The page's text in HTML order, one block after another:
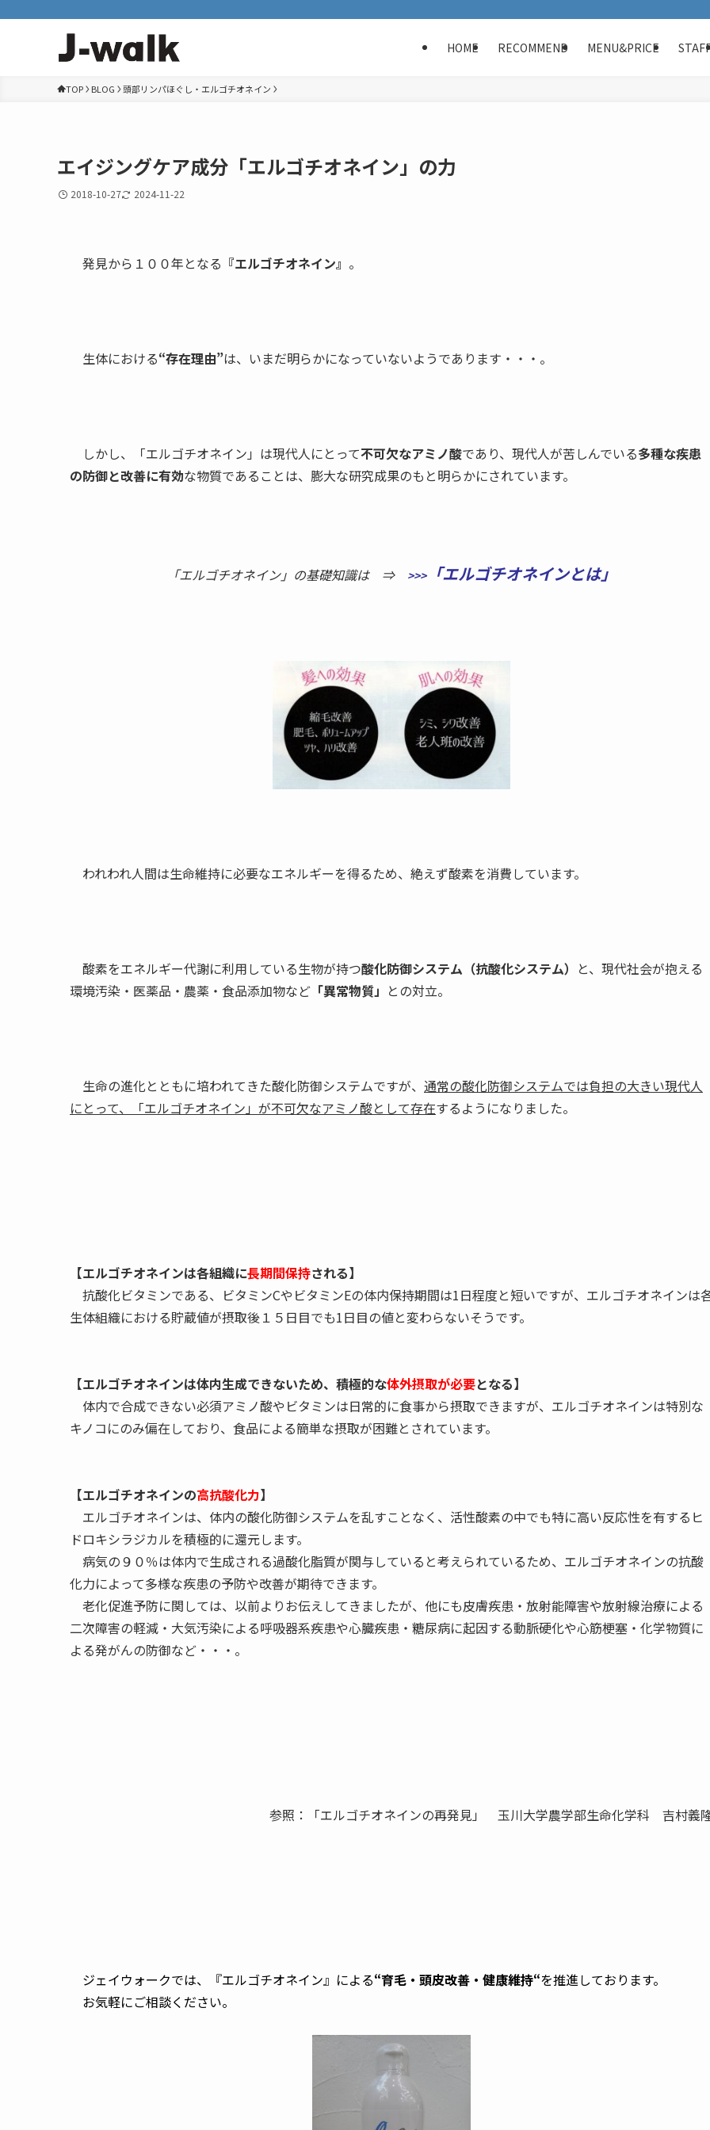
HOME RECOMMEND MENU&PRICE
TOP BLOG 頭部リンパほぐし・エルゴチオネイン
エイジングケア成分「エルゴチオネイン」の力
2018-10-27 2024-11-22
発見から１００年となる 『エルゴチオネイン』 。
生体における“存在理由”は、いまだ明らかになっていないようであります・・・。
しかし、「エルゴチオネイン」は現代人にとって不可欠なアミノ酸であり、現代人が苦しんでいる多種な疾患
の防御と改善に有効な物質であることは、膨大な研究成果のもと明らかにされています。
「エルゴチオネイン」の基礎知識は ⇒ >>>「エルゴチオネインとは」
われわれ人間は生命維持に必要なエネルギーを得るため、絶えず酸素を消費しています。
酸素をエネルギー代謝に利用している生物が持つ酸化防御システム（抗酸化システム） と、現代社会が抱える
環境汚染・医薬品・農薬・食品添加物など 「異常物質」 との対立。
生命の進化とともに培われてきた酸化防御システムですが、 通常の酸化防御システムでは負担の大きい現代人
にとって、「エルゴチオネイン」が不可欠なアミノ酸として存在するようになりました。
【エルゴチオネインは各組織に長期間保持される】
抗酸化ビタミンである、ビタミンCやビタミンEの体内保持期間は1日程度と短いですが、エルゴチオネインは
生体組織における貯蔵値が摂取後１５日目でも1日目の値と変わらないそうです。
【エルゴチオネインは体内生成できないため、積極的な体外摂取が必要となる】
体内で合成できない必須アミノ酸やビタミンは日常的に食事から摂取できますが、エルゴチオネインは特別な
キノコにのみ偏在しており、食品による簡単な摂取が困難とされています。
【エルゴチオネインの高抗酸化力】
エルゴチオネインは、体内の酸化防御システムを乱すことなく、活性酸素の中でも特に高い反応性を有するヒ
ドロキシラジカルを積極的に還元します。
病気の９０％は体内で生成される過酸化脂質が関与していると考えられているため、エルゴチオネインの抗酸
化力によって多様な疾患の予防や改善が期待できます。
老化促進予防に関しては、以前よりお伝えしてきましたが、他にも皮膚疾患・放射能障害や放射線治療による
二次障害の軽減・大気汚染による呼吸器系疾患や心臓疾患・糖尿病に起因する動脈硬化や心筋梗塞・化学物質に
よる発がんの防御など・・・。
参照：「エルゴチオネインの再発見」 玉川大学農学部生命化学科 吉村義
ジェイウォークでは、『エルゴチオネイン』による“育毛・頭皮改善・健康維持“を推進しております。
お気軽にご相談ください。